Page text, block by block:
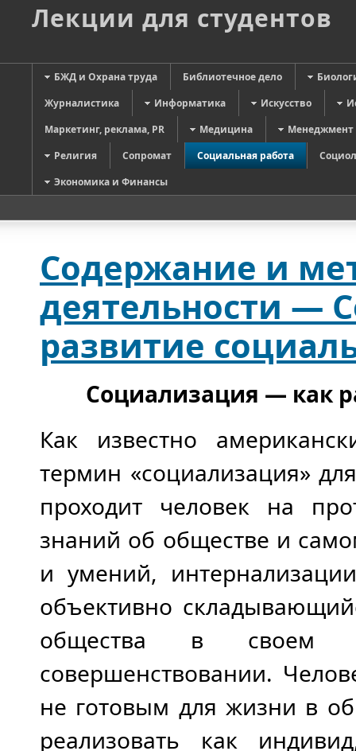
Лекции для студентов
БЖД и Охрана труда Библиотечное дело
Журналистика
Информатика Искусство
Маркетинг, реклама, PR
Медицина
Менеджмент
Религия
Сопромат Социальная работа
Экономика и Финансы
Содержание и
деятельности —
развитие
Социализация — как
Как известно
термин «социализация»
проходит человек на
знаний об обществе и
и умений,
объективно
общества в своем
совершенствовании.
не готовым для жизни в
реализовать как